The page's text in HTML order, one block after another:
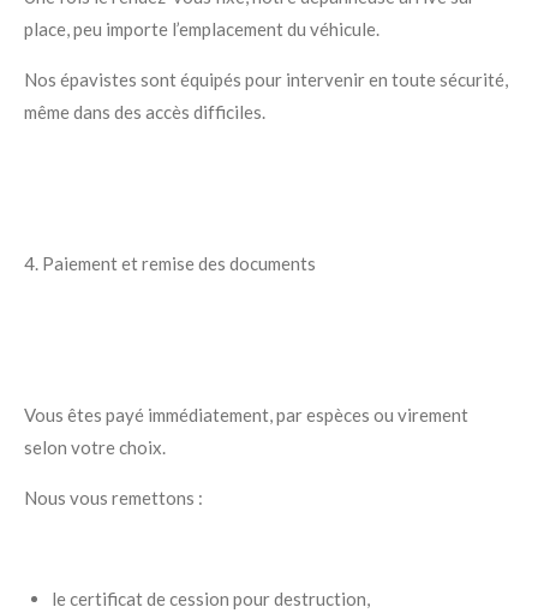
place, peu importe l’emplacement du véhicule.
Nos épavistes sont équipés pour intervenir en toute sécurité,
même dans des accès difficiles.
4. Paiement et remise des documents
Vous êtes payé immédiatement, par espèces ou virement
selon votre choix.
Nous vous remettons :
le certificat de cession pour destruction,